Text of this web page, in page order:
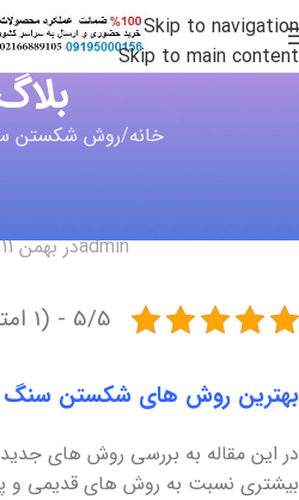
Skip to navigation
Skip to main content
خانه روش شکستن
adminدر بهمن 11, 1404
5/5 - (1 امتیاز)
بهترین روش های شکستن
در این مقاله به بررسی روش های
بیشتری نسبت به روش های قدیمی و